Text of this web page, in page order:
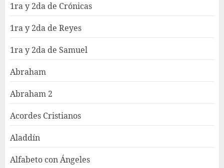
1ra y 2da de Crónicas
1ra y 2da de Reyes
1ra y 2da de Samuel
Abraham
Abraham 2
Acordes Cristianos
Aladdín
Alfabeto con Ángeles